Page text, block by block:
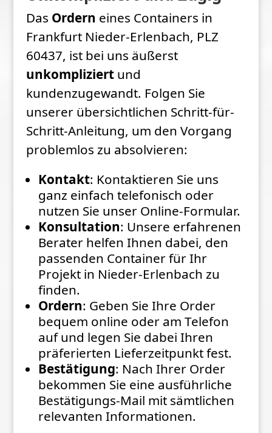
Das Ordern eines Containers in
Frankfurt Nieder-Erlenbach, PLZ
60437, ist bei uns äußerst
unkompliziertund
kundenzugewandt. Folgen Sie
unserer übersichtlichen Schritt-für-
Schritt-Anleitung, um den Vorgang
problemlos zu absolvieren:
Kontakt: Kontaktieren Sie uns
ganz einfach telefonisch oder
nutzen Sie unser Online-Formular.
Konsultation: Unsere erfahrenen
Berater helfen Ihnen dabei, den
passenden Container für Ihr
Projekt in Nieder-Erlenbach zu
finden.
Ordern: Geben Sie Ihre Order
bequem online oder am Telefon
auf und legen Sie dabei Ihren
präferierten Lieferzeitpunkt fest.
Bestätigung: Nach Ihrer Order
bekommen Sie eine ausführliche
Bestätigungs-Mail mit sämtlichen
relevanten Informationen.